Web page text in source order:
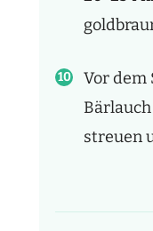
Vor dem
streuen